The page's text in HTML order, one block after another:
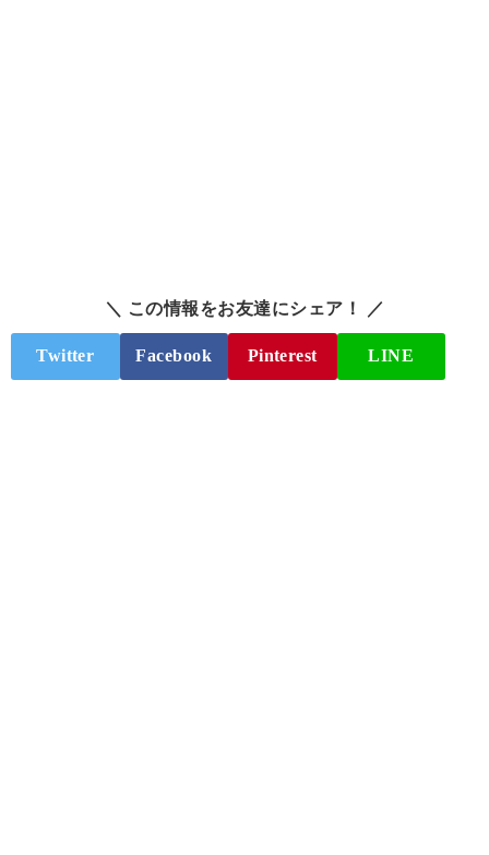
＼ この情報をお友達にシェア！ ／
Twitter Facebook Pinterest LINE